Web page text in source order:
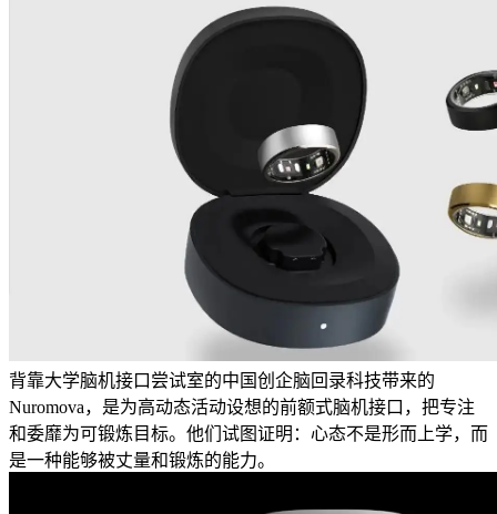
背靠大学脑机接口尝试室的中国创企脑回录科技带来的
Nuromova，是为高动态活动设想的前额式脑机接口，把专注
和委靡为可锻炼目标。他们试图证明：心态不是形而上学，而
是一种能够被丈量和锻炼的能力。